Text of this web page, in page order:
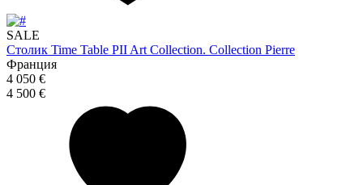
SALE
Столик Time Table PII Art Collection. Collection Pierre
Франция
4 050 €
4 500 €